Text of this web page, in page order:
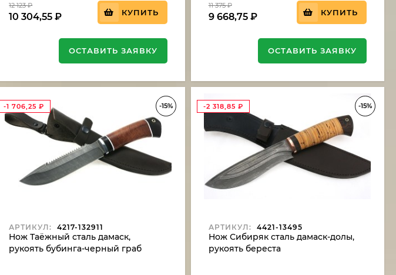
12 123₽
10 304,55₽ КУПИТЬ
ОСТАВИТЬ ЗАЯВКУ
11 375₽
9 668,75 ₽ КУПИТЬ
ОСТАВИТЬ ЗАЯВКУ
-15%
-1 706,25₽
АРТИКУЛ: 4217-132911
Нож Таёжный сталь дамаск,
рукоять бубинга-черный граб
-15%
-2 318,85 ₽
АРТИКУЛ: 4421-13495
Нож Сибиряк сталь дамаск-долы,
рукоять береста